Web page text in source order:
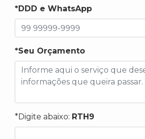
*DDD e WhatsApp
*Seu Orçamento
*Digite abaixo: RTH9